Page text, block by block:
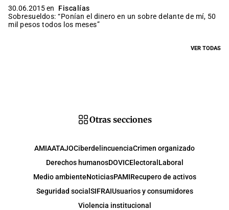
30.06.2015 en
Fiscalías
Sobresueldos: “Ponían el dinero en un sobre delante de mí, 50
mil pesos todos los meses”
VER TODAS
Otras secciones
AMIAATAJOCiberdelincuenciaCrimen organizado
Derechos humanosDOVICElectoral Laboral
Medio ambienteNoticiasPAMIRecupero de activos
Seguridad social SIFRAIUsuarios y consumidores
Violencia institucional